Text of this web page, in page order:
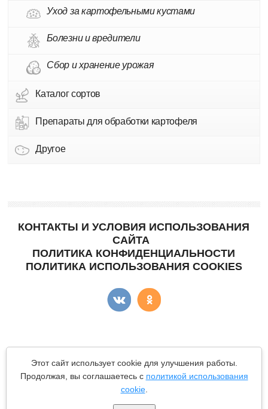
Уход за картофельными кустами
Болезни и вредители
Сбор и хранение урожая
Каталог сортов
Препараты для обработки картофеля
Другое
КОНТАКТЫ И УСЛОВИЯ ИСПОЛЬЗОВАНИЯ
САЙТА
ПОЛИТИКА КОНФИДЕНЦИАЛЬНОСТИ
ПОЛИТИКА ИСПОЛЬЗОВАНИЯ COOKIES
Copyright © "КартоФан"- сайт о картошке.
Все материалы данного сайта являются объектами авторского
права (в том числе дизайн). Запрещается копирование,
распространение (в том числе путем копирования на другие
Этот сайт использует cookie для улучшения работы.
Продолжая, вы соглашаетесь с политикой использования
cookie.